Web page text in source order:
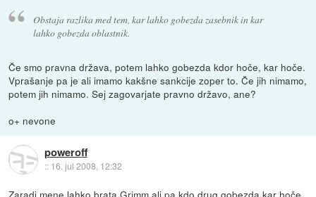
Obstaja razlika med tem, kar lahko gobezda zasebnik in kar
lahko gobezda oblastnik.
Če smo pravna država, potem lahko gobezda kdor hoče, kar hoče.
Vprašanje pa je ali imamo kakšne sankcije zoper to. Če jih nimamo,
potem jih nimamo. Sej zagovarjate pravno državo, ane?
o+ nevone
poweroff
:: 16. jul 2008, 12:32